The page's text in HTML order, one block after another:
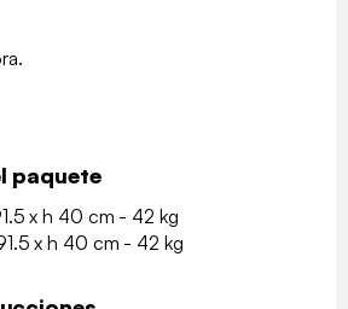
paquete
x h 40 cm - 42 kg
x h 40 cm - 42 kg